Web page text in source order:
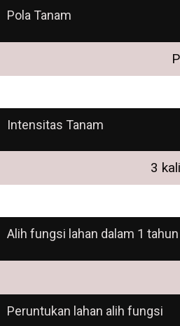
Pola Tanam
Intensitas Tanam
3
Alih fungsi lahan dalam 1
Peruntukan lahan alih fungsi